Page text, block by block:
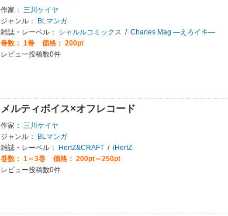
作家： 三川ケイヤ
ジャンル：
BLマンガ
雑誌・レーベル：
シャルルコミックス / Charles Mag ―えろイキ―
巻数： 1巻
価格： 200pt
レビュー投稿数0件
メルティボイス×オフレコード
作家： 三川ケイヤ
ジャンル：
BLマンガ
雑誌・レーベル：
HertZ&CRAFT / iHertZ
巻数： 1～3巻
価格： 200pt～250pt
レビュー投稿数0件